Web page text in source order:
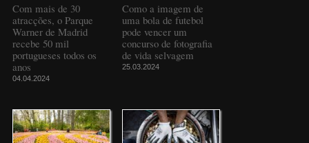
Com mais de 30
atracções, o Parque
Warner de Madrid
recebe 50 mil
portugueses todos os
anos
04.04.2024
Como a imagem de
uma bola de futebol
pode vencer um
concurso de fotografia
de vida selvagem
25.03.2024